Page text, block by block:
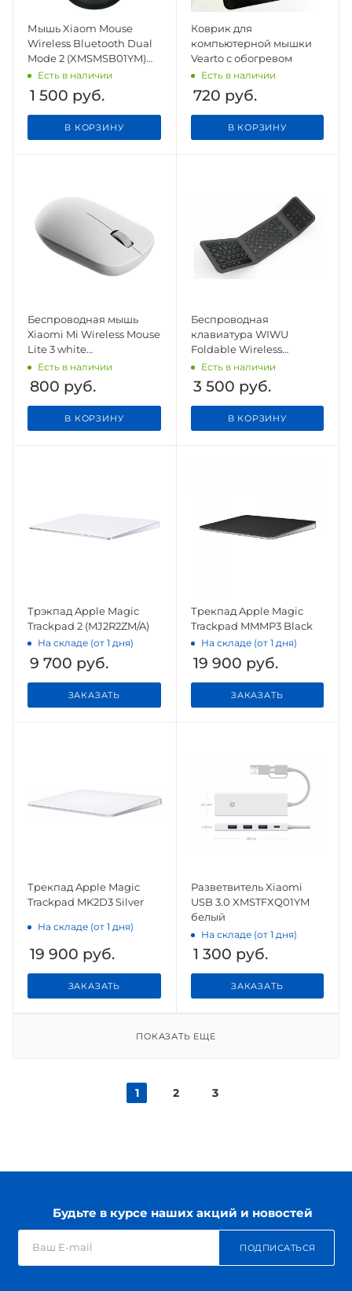
Мышь Xiaom Mouse
Wireless Bluetooth Dual
Mode 2 (XMSMSB01YM)
Black
Есть в наличии
1 500 руб.
В КОРЗИНУ
Коврик для
компьютерной мышки
Vearto с обогревом
Есть в наличии
720 руб.
В КОРЗИНУ
Беспроводная мышь
Хiaomi Mi Wireless Mouse
Lite 3 white
(XMWXSB0SYM)
Есть в наличии
800 руб.
В КОРЗИНУ
Беспроводная
клавиатура WIWU
Foldable Wireless
keyboard FMK-05
Есть в наличии
3 500 руб.
В КОРЗИНУ
Трэкпад Apple Magic
Trackpad 2 (MJ2R2ZM/A)
На складе (от 1 дня)
9 700 руб.
ЗАКАЗАТЬ
Трекпад Apple Magic
Trackpad MMMP3 Black
На складе (от 1 дня)
19 900 руб.
ЗАКАЗАТЬ
Трекпад Apple Magic
Trackpad MK2D3 Silver
На складе (от 1 дня)
19 900 руб.
ЗАКАЗАТЬ
Разветвитель Xiaomi
USB 3.0 XMSTFXQ01YM
белый
На складе (от 1 дня)
1 300 руб.
ЗАКАЗАТЬ
ПОКАЗАТЬ ЕЩЕ
1 2 3
Будьте в курсе наших акций и новостей
ПОДПИСАТЬСЯ